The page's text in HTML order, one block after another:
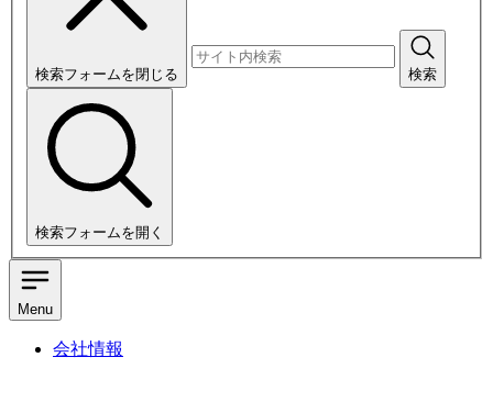
検索フォームを閉じる 検索
検索フォームを開く
Menu
会社情報